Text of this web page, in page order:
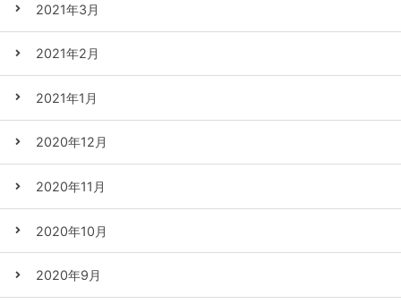
2021年3月
2021年2月
2021年1月
2020年12月
2020年11月
2020年10月
2020年9月